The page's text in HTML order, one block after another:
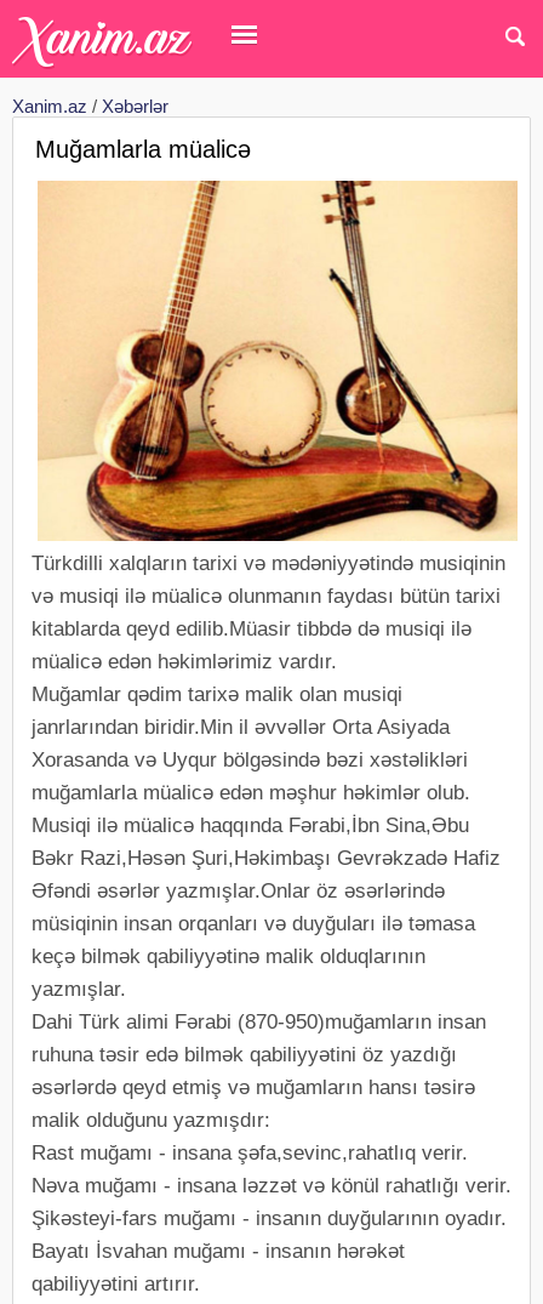
Xanim.az / Xəbərlər
Muğamlarla müalicə
Türkdilli xalqların tarixi və mədəniyyətində musiqinin
və musiqi ilə müalicə olunmanın faydası bütün tarixi
kitablarda qeyd edilib.Müasir tibbdə də musiqi ilə
müalicə edən həkimlərimiz vardır.
Muğamlar qədim tarixə malik olan musiqi
janrlarından biridir.Min il əvvəllər Orta Asiyada
Xorasanda və Uyqur bölgəsində bəzi xəstəlikləri
muğamlarla müalicə edən məşhur həkimlər olub.
Musiqi ilə müalicə haqqında Fərabi,İbn Sina,Əbu
Bəkr Razi,Həsən Şuri,Həkimbaşı Gevrəkzadə Hafiz
Əfəndi əsərlər yazmışlar.Onlar öz əsərlərində
müsiqinin insan orqanları və duyğuları ilə təmasa
keçə bilmək qabiliyyətinə malik olduqlarının
yazmışlar.
Dahi Türk alimi Fərabi (870-950)muğamların insan
ruhuna təsir edə bilmək qabiliyyətini öz yazdığı
əsərlərdə qeyd etmiş və muğamların hansı təsirə
malik olduğunu yazmışdır:
Rast muğamı - insana şəfa,sevinc,rahatlıq verir.
Nəva muğamı - insana ləzzət və könül rahatlığı verir.
Şikəsteyi-fars muğamı - insanın duyğularının oyadır.
Bayatı İsvahan muğamı - insanın hərəkət
qabiliyyətini artırır.